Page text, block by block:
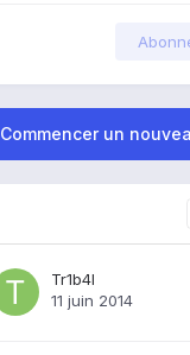
Commencer un
Tr1b4l
11 juin 2014